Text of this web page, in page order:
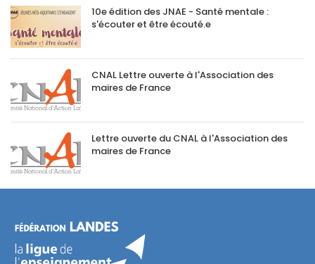
10e édition des JNAE - Santé mentale :
s'écouter et être écouté.e
CNAL Lettre ouverte à l'Association des
maires de France
Lettre ouverte du CNAL à l'Association des
maires de France